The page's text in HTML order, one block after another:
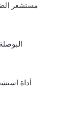
مستشعر
أداة